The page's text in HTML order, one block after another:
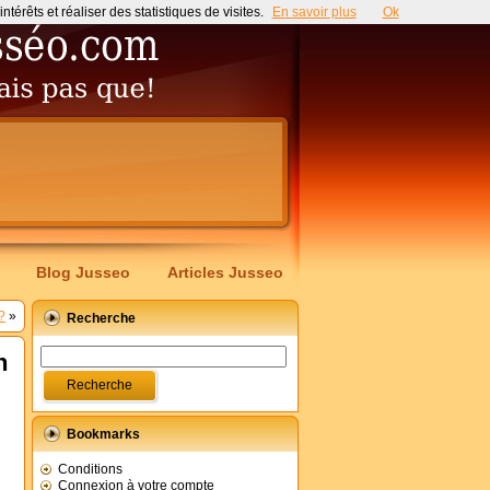
Blog Jusseo Articles Jusseo
» Recherche
Bookmarks
Conditions
Connexion à votre compte
et réaliser des statistiques de visites. En savoir plus Ok